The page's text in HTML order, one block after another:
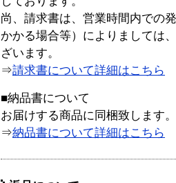
尚、請求書は、営業時間内での
かかる場合等）によりましては
ざいます。
⇒請求書について詳細はこちら
■納品書について
お届けする商品に同梱致します。
⇒納品書について詳細はこちら